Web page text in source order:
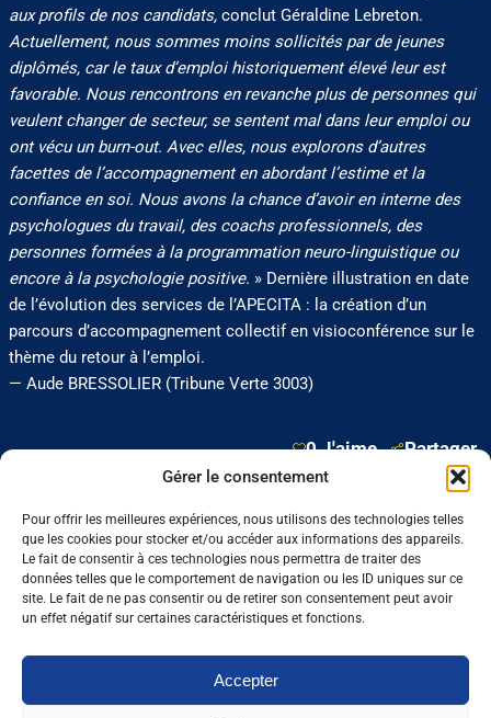
Gérer le consentement
Pour offrir les meilleures expériences, nous utilisons des technologies telles
que les cookies pour stocker et/ou accéder aux informations des appareils.
Le fait de consentir à ces technologies nous permettra de traiter des
données telles que le comportement de navigation ou les ID uniques sur ce
site. Le fait de ne pas consentir ou de retirer son consentement peut avoir
un effet négatif sur certaines caractéristiques et fonctions.
Accepter
aux profils de nos candidats,conclut Géraldine Lebreton.
Actuellement, nous sommes moins sollicités par de jeunes
diplômés, car le taux d’emploi historiquement élevé leur est
favorable. Nous rencontrons en revanche plus de personnes qui
veulent changer de secteur, se sentent mal dans leur emploi ou
ont vécu un burn-out. Avec elles, nous explorons d’autres
facettes de l’accompagnement en abordant l’estime et la
confiance en soi. Nous avons la chance d’avoir en interne des
psychologues du travail, des coachs professionnels, des
personnes formées à la programmation neuro-linguistique ou
encore à la psychologie positive. » Dernière illustration en date
de l’évolution des services de l’APECITA : la création d’un
parcours d’accompagnement collectif en visioconférence sur le
thème du retour à l’emploi.
— Aude BRESSOLIER (Tribune Verte 3003)
0 J'aime Partager
Nos dernières sorties :
Grandes écoles : l’insertion résiste, malgré
un marché de l’emploi ralenti
Enseignement agricole : une mission alerte